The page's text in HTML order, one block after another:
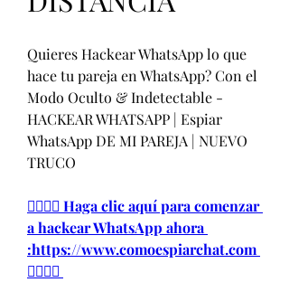
Quieres Hackear WhatsApp lo que
hace tu pareja en WhatsApp? Con el
Modo Oculto & Indetectable -
HACKEAR WHATSAPP | Espiar
WhatsApp DE MI PAREJA | NUEVO
TRUCO
👉🏻👉🏻 Haga clic aquí para comenzar
a hackear WhatsApp ahora
:https://www.comoespiarchat.com
👈🏻👈🏻